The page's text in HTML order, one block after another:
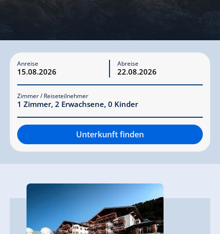
Anreise Abreise
Zimmer / Reiseteilnehmer
1 Zimmer, 2 Erwachsene, 0 Kinder
Unterkunft finden